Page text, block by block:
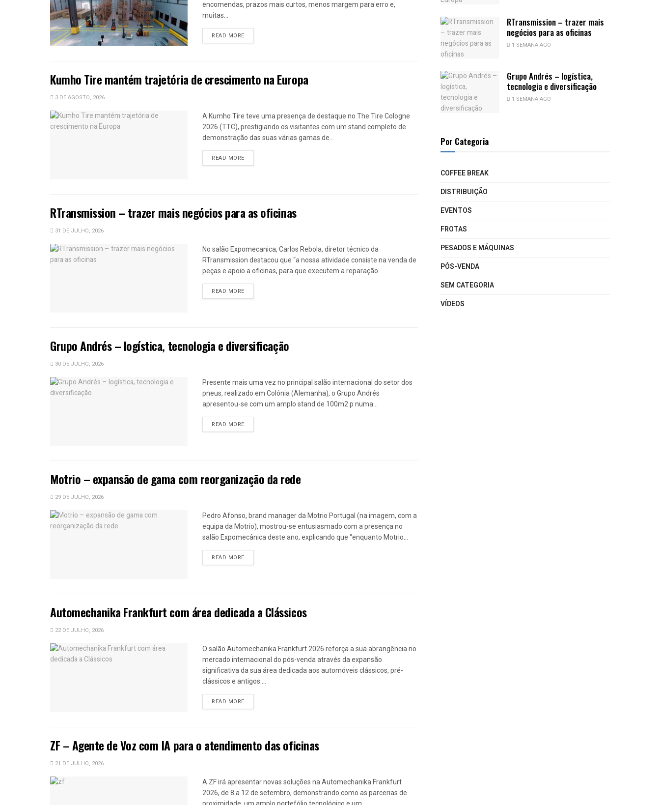
encomendas, prazos mais curtos, menos margem para erro e,
muitas...
READ MOREDETAILS
Kumho Tire mantém trajetória de crescimento na Europa
3 DE AGOSTO, 2026
A Kumho Tire teve uma presença de destaque no The Tire Cologne
2026 (TTC), prestigiando os visitantes com um stand completo de
demonstração das suas várias gamas de...
READ MOREDETAILS
RTransmission – trazer mais negócios para as oficinas
31 DE JULHO, 2026
No salão Expomecanica, Carlos Rebola, diretor técnico da
RTransmission destacou que “a nossa atividade consiste na venda de
peças e apoio a oficinas, para que executem a reparação...
READ MOREDETAILS
Grupo Andrés – logística, tecnologia e diversificação
30 DE JULHO, 2026
Presente mais uma vez no principal salão internacional do setor dos
pneus, realizado em Colónia (Alemanha), o Grupo Andrés
apresentou-se com um amplo stand de 100m2 p numa...
READ MOREDETAILS
Motrio – expansão de gama com reorganização da rede
29 DE JULHO, 2026
Pedro Afonso, brand manager da Motrio Portugal (na imagem, com a
equipa da Motrio), mostrou-se entusiasmado com a presença no
salão Expomecânica deste ano, explicando que “enquanto Motrio...
READ MOREDETAILS
Automechanika Frankfurt com área dedicada a Clássicos
22 DE JULHO, 2026
O salão Automechanika Frankfurt 2026 reforça a sua abrangência no
mercado internacional do pós-venda através da expansão
significativa da sua área dedicada aos automóveis clássicos, pré-
clássicos e antigos....
READ MOREDETAILS
ZF – Agente de Voz com IA para o atendimento das oficinas
21 DE JULHO, 2026
A ZF irá apresentar novas soluções na Automechanika Frankfurt
2026, de 8 a 12 de setembro, demonstrando como as parcerias de
RTransmission – trazer mais
negócios para as oficinas
1 SEMANA AGO
Grupo Andrés – logística,
tecnologia e diversificação
1 SEMANA AGO
Por Categoria
COFFEE BREAK
DISTRIBUIÇÃO
EVENTOS
FROTAS
PESADOS E MÁQUINAS
PÓS-VENDA
SEM CATEGORIA
VÍDEOS